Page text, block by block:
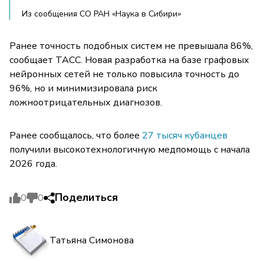
Из сообщения СО РАН «Наука в Сибири»
Ранее точность подобных систем не превышала 86%,
сообщает ТАСС. Новая разработка на базе графовых
нейронных сетей не только повысила точность до
96%, но и минимизировала риск
ложноотрицательных диагнозов.
Ранее сообщалось, что более 27 тысяч кубанцев
получили высокотехнологичную медпомощь с начала
2026 года.
0 0 Поделиться
Татьяна Симонова